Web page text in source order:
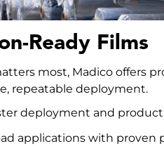
Ready Films
most, Madico offers
repeatable deployment.
deployment and
applications with proven